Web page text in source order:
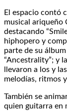
El espacio contó
musical ariqueño
destacando
hiphopero y
parte de su
“Ancestrality”; y
llevaron a los y
melodías, ritmos
También se
quien guitarra en